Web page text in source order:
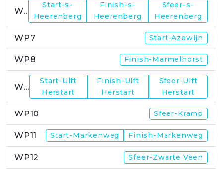
WP6
Start-s-
Heerenberg
Finish-s-
Heerenberg
Sfeer-s-
Heerenberg
WP7 Start-Azewijn
WP8 Finish-Marmelhorst
WP9
Start-Ulft
Herstart
Finish-Ulft
Herstart
Sfeer-Ulft
Herstart
WP10 Sfeer-Kramp
WP11 Start-Markenweg Finish-Markenweg
WP12 Sfeer-Zwarte Veen